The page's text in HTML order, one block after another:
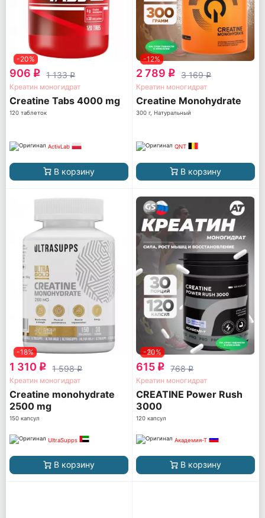
-20%
906 q 1 133q
Креатин моногидрат
Creatine Tabs 4000 mg
120 таблеток
ActivLab
В корзину
-12%
2 789 q 3 169q
Креатин моногидрат
Creatine Monohydrate
300 г, Натуральный
QNT
В корзину
-18%
1 310 q 1 598q
Креатин моногидрат
Creatine monohydrate
2500 mg
150 капсул
UltraSupps
В корзину
-20%
615 q 768q
Креатин моногидрат
CREATINE Power Rush
3000
120 капсул
Академия-Т
В корзину